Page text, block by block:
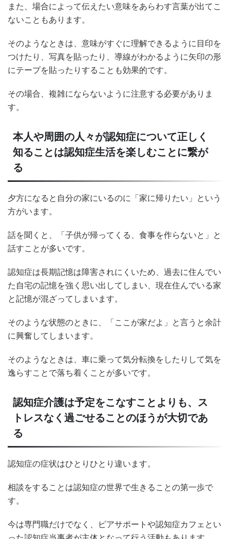
また、場合によって伝えたい意味をあらわす言葉が出てこ
ないこともあります。
そのようなときは、意味がすぐに理解できるように目印を
つけたり、写真を貼ったり、導線がわかるように矢印の形
にテープを貼ったりすることも効果的です。
その場合、複雑にならないように注意する必要がありま
す。
本人や周囲の人々が認知症について正しく
知ることは認知症生活を楽しむことに繋が
る
夕方になると自分の家にいるのに「家に帰りたい」という
方がいます。
話を聞くと、「子供が帰ってくる、食事を作らないと」と
話すことが多いです。
認知症は長期記憶は障害されにくいため、過去に住んでい
た自宅の記憶を強く思い出してしまい、現在住んでいる家
と記憶が混ざってしまいます。
そのような状態のときに、「ここが家だよ」と言うと余計
に興奮してしまいます。
そのようなときは、車に乗って気分転換をしたりして気を
逸らすことで落ち着くことが多いです。
認知症介護は予定をこなすことよりも、ス
トレスなく過ごせることのほうが大切であ
る
認知症の症状はひとりひとり違います。
相談をすることは認知症の世界で生きることの第一歩で
す。
今は専門職だけでなく、ピアサポートや認知症カフェとい